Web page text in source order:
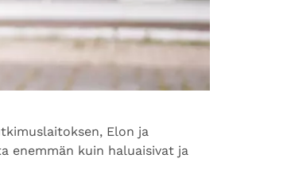
Elon ja
enemmän kuin haluaisivat ja